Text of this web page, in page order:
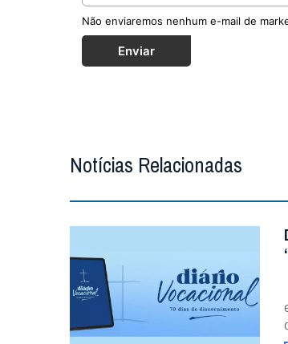
Não enviaremos nenhum e-mail de
Enviar
Notícias Relacionadas